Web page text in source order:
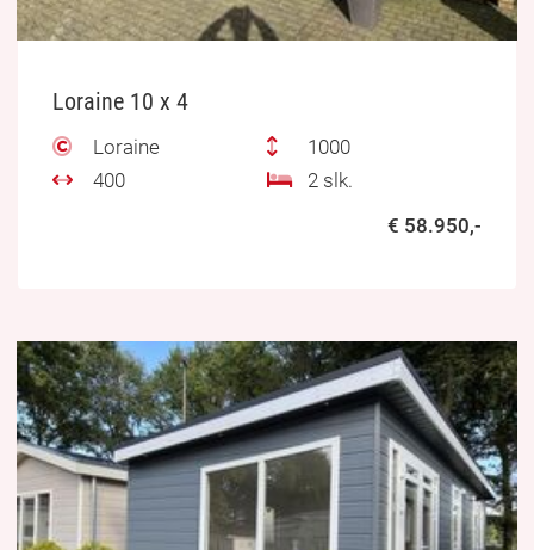
Loraine 10 x 4
Loraine
1000
400
2 slk.
€ 58.950,-